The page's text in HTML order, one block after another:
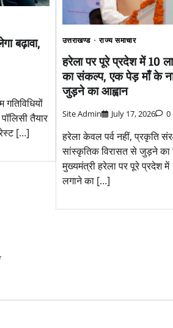
बढ़ावा,
तैयार
[…]
उत्तराखण्ड राज्य समाचार
हरेला पर पूरे प्रदेश में 10
का संकल्प, एक पेड़ माँ के
जुड़ने का आह्वान
Site Admin July 17, 2026 0
हरेला केवल पर्व नहीं, प्रकृति
सांस्कृतिक विरासत से जुड़ने
मुख्यमंत्री हरेला पर पूरे प्रदेश
लगाने का […]